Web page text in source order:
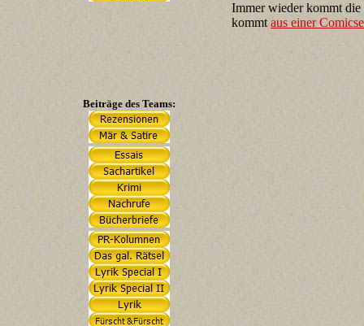
Beiträge des Teams:
Immer wieder kommt
kommt aus einer